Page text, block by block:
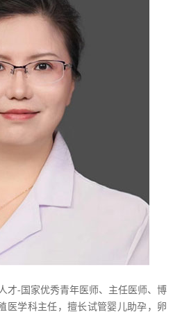
才-国家优秀青年医师、主任医师、博
医学科主任，擅长试管婴儿助孕，卵